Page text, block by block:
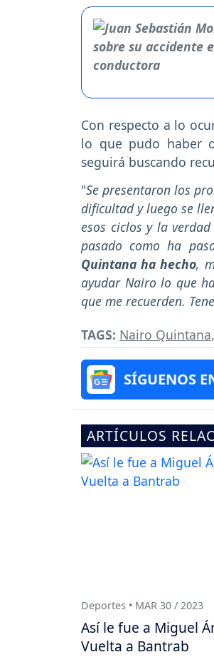
Con respecto a lo
lo que pudo haber
seguirá buscando
"Se presentaron los
dificultad y luego se
esos ciclos y la
pasado como ha
Quintana ha hecho,
ayudar Nairo lo que
que me recuerden.
TAGS: Nairo Quintana,
SÍGUENOS
ARTÍCULOS
Deportes • MAR 30 / 2023
Así le fue a Miguel
Vuelta a Bantrab